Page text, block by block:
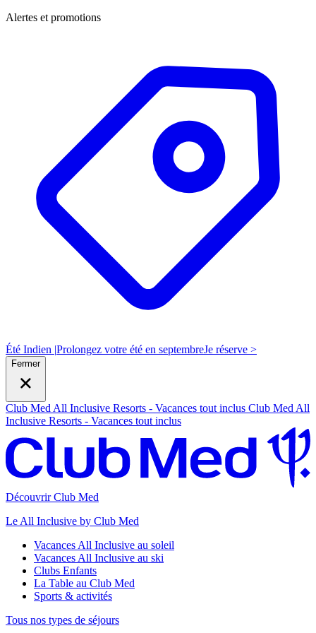
Alertes et promotions
Été Indien |Prolongez votre été en septembreJe réserve >
Fermer
Club Med All Inclusive Resorts - Vacances tout inclus Club Med All
Inclusive Resorts - Vacances tout inclus
Découvrir Club Med
Le All Inclusive by Club Med
Vacances All Inclusive au soleil
Vacances All Inclusive au ski
Clubs Enfants
La Table au Club Med
Sports & activités
Tous nos types de séjours